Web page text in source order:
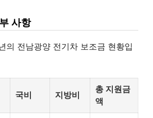
사항
의 전남광양 전기차 보조금 현황입
국비 지방비
총 지원금
액